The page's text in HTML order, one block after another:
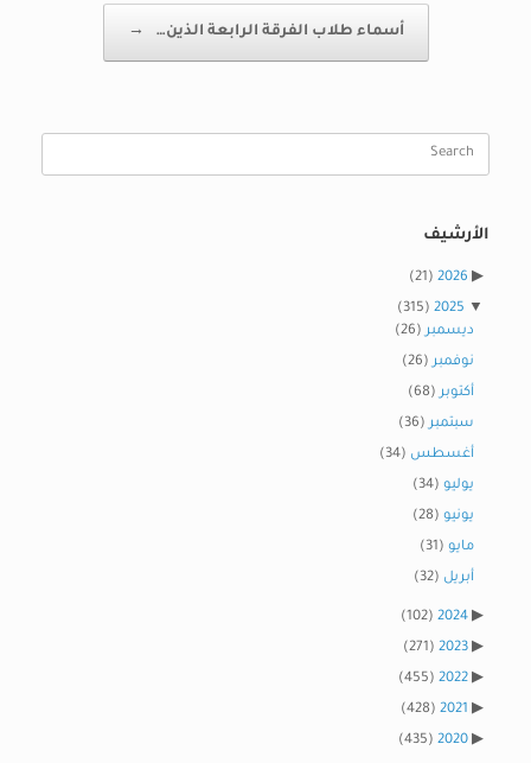
أسماء طلاب الفرقة الرابعة الذين… →
Search
الأرشيف
2026
(21)
2025
(315)
ديسمبر(26)
نوفمبر(26)
أكتوبر(68)
سبتمبر(36)
أغسطس (34)
يوليو (34)
يونيو (28)
مايو (31)
أبريل (32)
2024
(102)
2023
(271)
2022
(455)
2021
(428)
2020
(435)